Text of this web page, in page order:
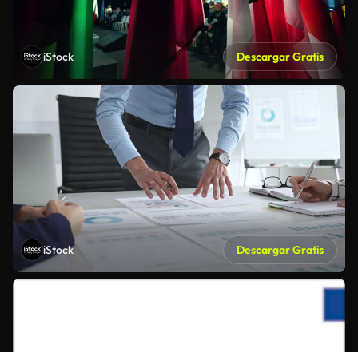
iStock Descargar Gratis
iStock Descargar Gratis